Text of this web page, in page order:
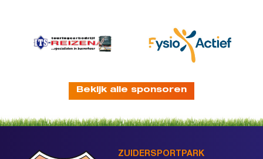
Bekijk alle sponsoren
ZUIDERSPORTPARK